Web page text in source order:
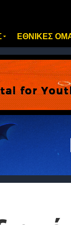
ΕΘΝΙΚΕΣ